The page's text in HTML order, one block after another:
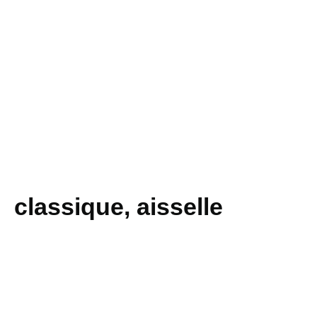
classique, aisselle